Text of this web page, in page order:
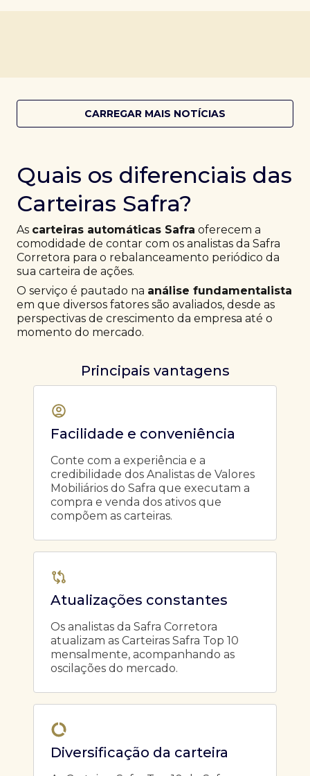
CARREGAR MAIS NOTÍCIAS
Quais os diferenciais das
Carteiras Safra?
As carteiras automáticas Safra oferecem a
comodidade de contar com os analistas da Safra
Corretora para o rebalanceamento periódico da
sua carteira de ações.
O serviço é pautado na análise fundamentalista
em que diversos fatores são avaliados, desde as
perspectivas de crescimento da empresa até o
momento do mercado.
Principais vantagens
Facilidade e conveniência
Conte com a experiência e a
credibilidade dos Analistas de Valores
Mobiliários do Safra que executam a
compra e venda dos ativos que
compõem as carteiras.
Atualizações constantes
Os analistas da Safra Corretora
atualizam as Carteiras Safra Top 10
mensalmente, acompanhando as
oscilações do mercado.
Diversificação da carteira